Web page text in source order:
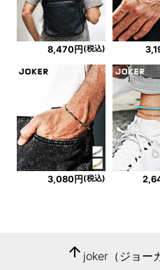
8,470円 (税込)
3,080円 (税込)
arrow_upward joker（ジョー